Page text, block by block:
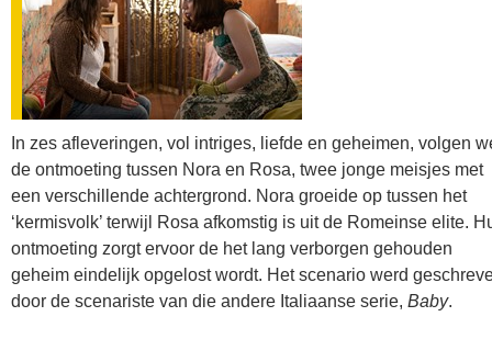
In zes afleveringen, vol intriges, liefde en geheimen, volgen
de ontmoeting tussen Nora en Rosa, twee jonge meisjes met
een verschillende achtergrond. Nora groeide op tussen het
‘kermisvolk’ terwijl Rosa afkomstig is uit de Romeinse elite.
ontmoeting zorgt ervoor de het lang verborgen gehouden
geheim eindelijk opgelost wordt. Het scenario werd
door de scenariste van die andere Italiaanse serie, Baby.